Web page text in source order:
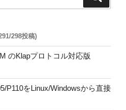
298投稿)
のKlapプロトコル対応版
P110をLinux/Windowsから直接